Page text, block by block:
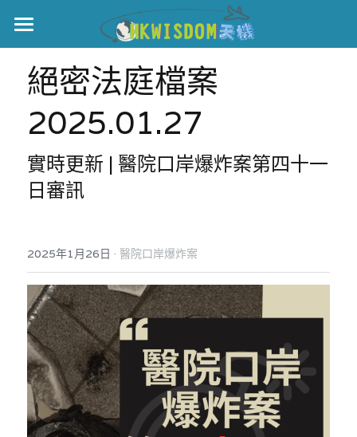
主頁
世界盃
伊美戰爭
黎智英案
正本清源•黎智英案
宏福火災
宏福苑聽證會
宏福火災正視聽
記錄．宏福苑火災
中國
國際
娛樂
反華推手你要知
反華推手懶人包
KOL 專欄
絕密法庭檔案
2025.01.27
實時更新 | 醫院口岸爆炸案第四十一
日審訊
2025年1月26日 · 醫院口岸爆炸案